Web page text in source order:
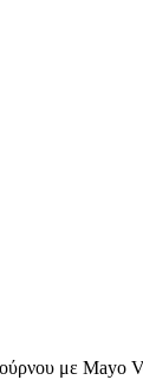
με Mayo